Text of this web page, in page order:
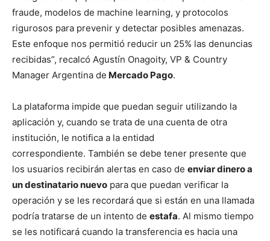
fraude, modelos de machine learning, y protocolos
rigurosos para prevenir y detectar posibles amenazas.
Este enfoque nos permitió reducir un 25% las denuncias
recibidas”, recalcó Agustín Onagoity, VP & Country
Manager Argentina de Mercado Pago.
La plataforma impide que puedan seguir utilizando la
aplicación y, cuando se trata de una cuenta de otra
institución, le notifica a la entidad
correspondiente. También se debe tener presente que
los usuarios recibirán alertas en caso de enviar dinero a
un destinatario nuevo para que puedan verificar la
operación y se les recordará que si están en una llamada
podría tratarse de un intento de estafa. Al mismo tiempo
se les notificará cuando la transferencia es hacia una